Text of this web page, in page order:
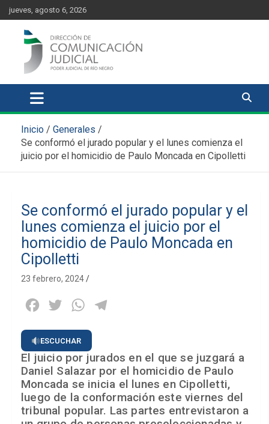
content
Skip
to
content
jueves, agosto 6, 2026
Comunicación Judicial
Inicio
Generales
Se conformó el jurado popular y el lunes comienza el
juicio por el homicidio de Paulo Moncada en Cipolletti
Se conformó el jurado popular y el
lunes comienza el juicio por el
homicidio de Paulo Moncada en
Cipolletti
23 febrero, 2024
Facebook
Twitter WhatsApp
ESCUCHAR
El juicio por jurados en el que se juzgará a
Daniel Salazar por el homicidio de Paulo
Moncada se inicia el lunes en Cipolletti,
luego de la conformación este viernes del
tribunal popular. Las partes entrevistaron a